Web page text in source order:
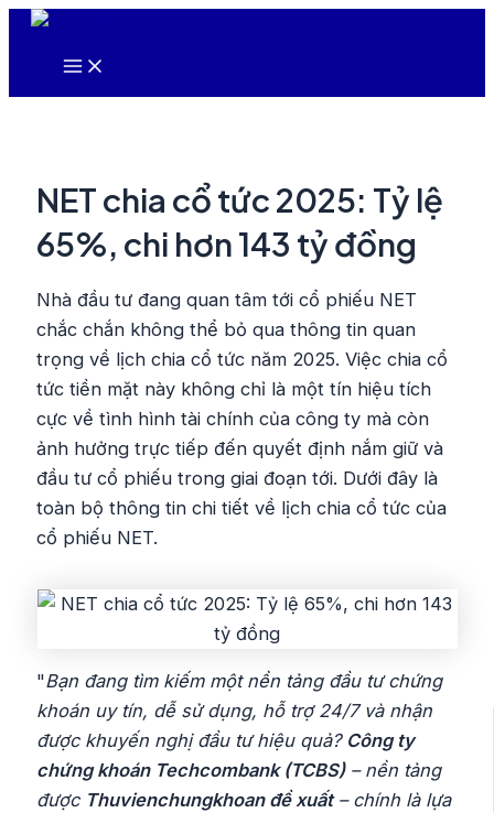
Nhảy
Main
NET chia cổ tức 2025: Tỷ lệ
65%, chi hơn 143 tỷ đồng
Nhà đầu tư đang quan tâm tới cổ phiếu NET
chắc chắn không thể bỏ qua thông tin quan
trọng về lịch chia cổ tức năm 2025. Việc chia cổ
tức tiền mặt này không chỉ là một tín hiệu tích
cực về tình hình tài chính của công ty mà còn
ảnh hưởng trực tiếp đến quyết định nắm giữ và
đầu tư cổ phiếu trong giai đoạn tới. Dưới đây là
toàn bộ thông tin chi tiết về lịch chia cổ tức của
cổ phiếu NET.
"Bạn đang tìm kiếm một nền tảng đầu tư chứng
khoán uy tín, dễ sử dụng, hỗ trợ 24/7 và nhận
được khuyến nghị đầu tư hiệu quả? Công ty
chứng khoán Techcombank (TCBS)– nền tảng
được Thuvienchungkhoan đề xuất– chính là lựa